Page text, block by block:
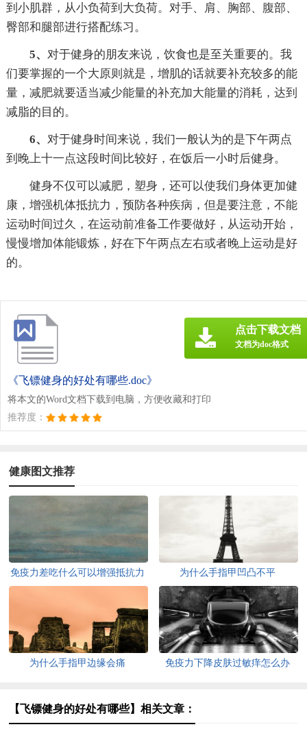
到小肌群，从小负荷到大负荷。对手、肩、胸部、腹部、
臀部和腿部进行搭配练习。
5、 对于健身的朋友来说，饮食也是至关重要的。我
们要掌握的一个大原则就是，增肌的话就要补充较多的能
量，减肥就要适当减少能量的补充加大能量的消耗，达到
减脂的目的。
6、 对于健身时间来说，我们一般认为的是下午两点
到晚上十一点这段时间比较好，在饭后一小时后健身。
健身不仅可以减肥，塑身，还可以使我们身体更加健
康，增强机体抵抗力，预防各种疾病，但是要注意，不能
运动时间过久，在运动前准备工作要做好，从运动开始，
慢慢增加体能锻炼，好在下午两点左右或者晚上运动是好
的。
《飞镖健身的好处有哪些.doc》
将本文的Word文档下载到电脑，方便收藏和打印
推荐度：
点击下载文档
文档为doc格式
健康图文推荐
免疫力差吃什么可以增强抵抗力 为什么手指甲凹凸不平
为什么手指甲边缘会痛 免疫力下降皮肤过敏痒怎么办
【飞镖健身的好处有哪些】相关文章：